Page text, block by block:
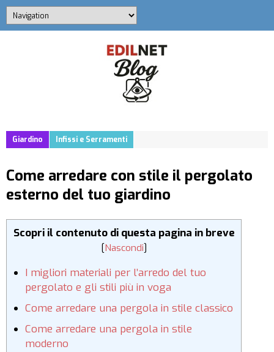
Giardino Infissi e Serramenti
Come arredare con stile il pergolato
esterno del tuo giardino
Scopri il contenuto di questa pagina in breve
[Nascondi]
I migliori materiali per l’arredo del tuo
pergolato e gli stili più in voga
Come arredare una pergola in stile classico
Come arredare una pergola in stile
moderno